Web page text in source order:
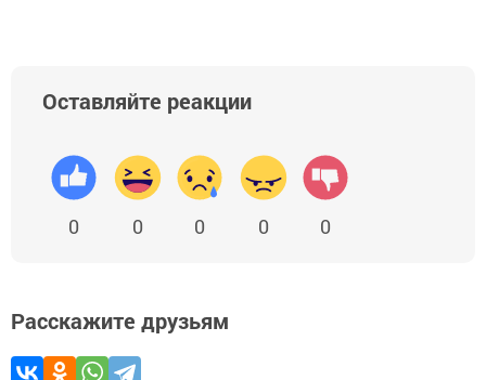
Оставляйте реакции
0 0 0 0 0
Расскажите друзьям